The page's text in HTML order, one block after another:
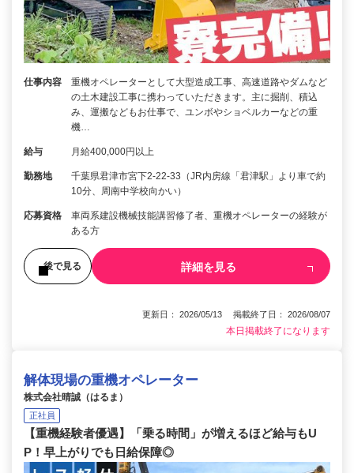
仕事内容
重機オペレーターとして大型造成工事、高速道路やダムなど
の土木建設工事に携わっていただきます。主に掘削、積込
み、運搬などもお仕事で、ユンボやショベルカーなどの重
機…
給与 月給400,000円以上
勤務地
千葉県君津市宮下2-22-33（JR内房線「君津駅」より車で約
10分、周南中学校向かい）
応募資格
車両系建設機械技能講習修了者、重機オペレーターの経験が
ある方
後で見る 詳細を見る
更新日： 2026/05/13 掲載終了日： 2026/08/07
本日掲載終了になります
解体現場の重機オペレーター
株式会社晴誠（はるま）
正社員
【重機経験者優遇】「乗る時間」が増えるほど給与もU
P！早上がりでも日給保障◎